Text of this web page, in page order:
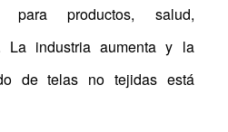
para productos, salud,
La industria aumenta y la
de telas no tejidas está